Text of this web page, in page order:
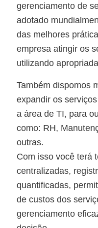
gerenciamento de
adotado
das melhores
empresa atingir os
utilizando
Também dispomos
expandir os
a área de TI, para
como: RH,
outras.
Com isso você terá
centralizadas,
quantificadas,
de custos dos
gerenciamento